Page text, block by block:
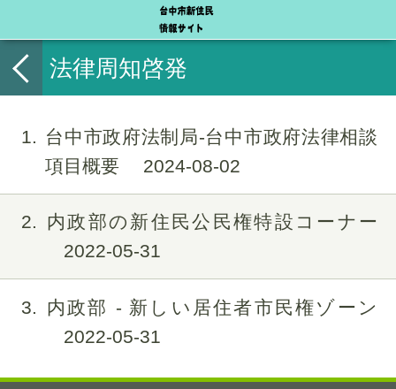
法律周知啓発
1
台中市政府法制局-台中市政府法律相談
項目概要
2024-08-02
2
内政部の新住民公民権特設コーナー
2022-05-31
3
内政部 - 新しい居住者市民権ゾーン
2022-05-31